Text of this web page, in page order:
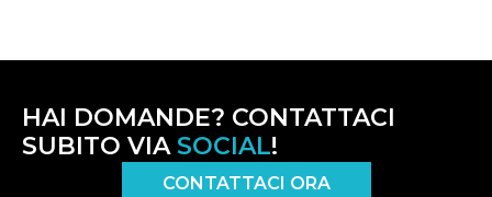
HAI DOMANDE? CONTATTACI
SUBITO VIA SOCIAL!
CONTATTACI ORA